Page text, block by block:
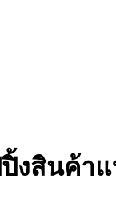
งสินค้า